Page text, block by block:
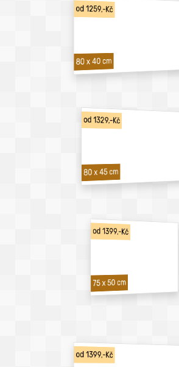
od 1259,-Kč
80 x 40 cm
od 1329,-Kč
80 x 45 cm
od 1399,-Kč
75 x 50 cm
od 1399,-Kč